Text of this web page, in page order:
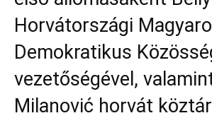
Horvátországi
Demokratikus
vezetőségével,
Milanović horvát